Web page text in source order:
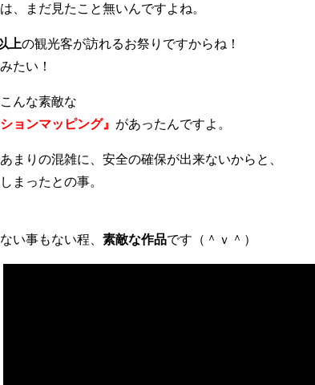
は、まだ見たこと無いんですよね。
上の観光客が訪れるお祭りですからね！
たい！
んな素敵な
ョンマッピング』 があったんですよ。
まりの混雑に、安全の確保が出来ないからと、
まったとの事。
い事もない程、 素敵な作品です（＾ｖ＾）